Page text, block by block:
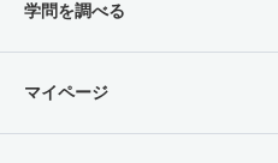
学問を調べる
マイページ